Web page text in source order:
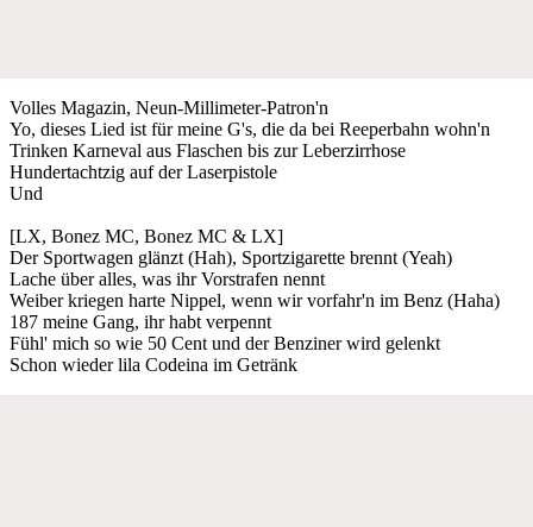
Volles Magazin, Neun-Millimeter-Patron'n
Yo, dieses Lied ist für meine G's, die da bei Reeperbahn wohn'n
Trinken Karneval aus Flaschen bis zur Leberzirrhose
Hundertachtzig auf der Laserpistole
Und
[LX, Bonez MC, Bonez MC & LX]
Der Sportwagen glänzt (Hah), Sportzigarette brennt (Yeah)
Lache über alles, was ihr Vorstrafen nennt
Weiber kriegen harte Nippel, wenn wir vorfahr'n im Benz (Haha)
187 meine Gang, ihr habt verpennt
Fühl' mich so wie 50 Cent und der Benziner wird gelenkt
Schon wieder lila Codeina im Getränk